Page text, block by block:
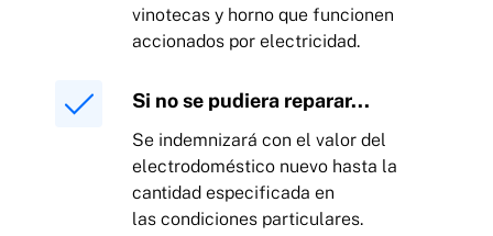
vinotecas y horno que funcionen
accionados por electricidad.
Si no se pudiera reparar...
Se indemnizará con el valor del
electrodoméstico nuevo hasta la
cantidad especificada en
las condiciones particulares.